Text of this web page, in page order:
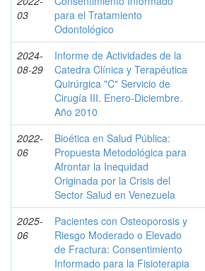
03
para el Tratamiento
Odontológico
2024-
08-29
Informe de Actividades de la
Catedra Clínica y Terapéutica
Quirúrgica "C" Servicio de
Cirugía III. Enero-Diciembre.
Año 2010
2022-
06
Bioética en Salud Pública:
Propuesta Metodológica para
Afrontar la Inequidad
Originada por la Crisis del
Sector Salud en Venezuela
2025-
06
Pacientes con Osteoporosis y
Riesgo Moderado o Elevado
de Fractura: Consentimiento
Informado para la Fisioterapia